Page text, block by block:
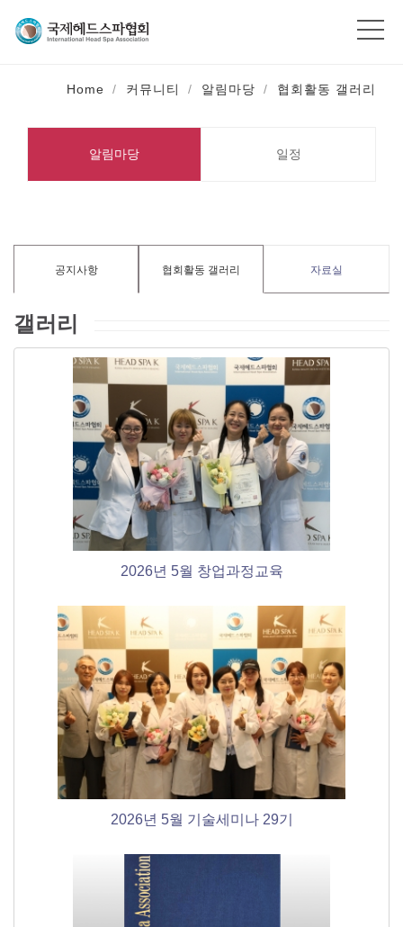
Home 커뮤니티 알림마당 협회활동 갤러리
알림마당 일정
공지사항 협회활동 갤러리 자료실
갤러리
2026년 5월 창업과정교육
2026년 5월 기술세미나 29기